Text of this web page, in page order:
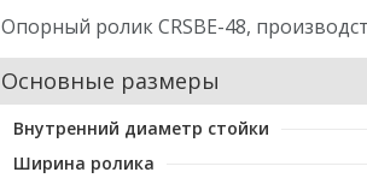
Опорный ролик CRSBE-48,
Основные размеры
Внутренний диаметр стойки
Ширина ролика